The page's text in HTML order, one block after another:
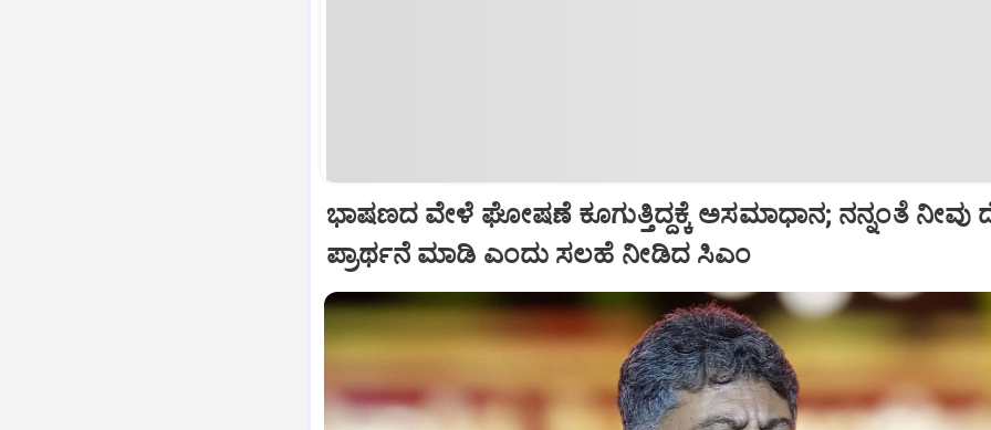
ಭಾಷಣದ ವೇಳೆ ಘೋಷಣೆ ಕೂಗುತ್ತಿದ್ದಕ್ಕೆ ಅಸಮಾಧಾನ; ನನ್ನಂತೆ ನೀವು
ಪ್ರಾರ್ಥನೆ ಮಾಡಿ ಎಂದು ಸಲಹೆ ನೀಡಿದ ಸಿಎಂ